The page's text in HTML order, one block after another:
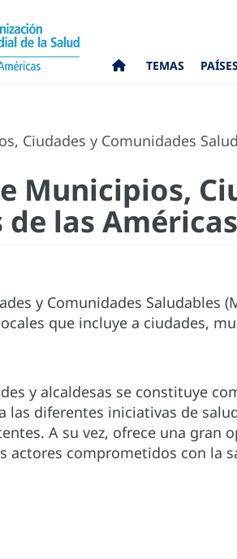
TEMAS
Ciudades y Comunidades
Municipios,
las Américas
y Comunidades Saludables
que incluye a ciudades,
y alcaldesas se constituye
las diferentes iniciativas de
A su vez, ofrece una gran
actores comprometidos con la